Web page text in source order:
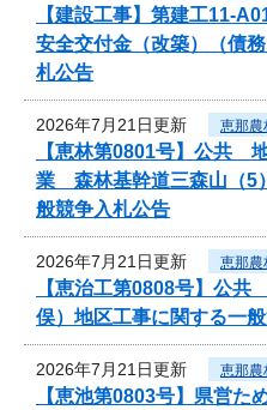
【建設工事】第建工11-
安全交付金（改築）（債
札公告
2026年7月21日更新 恵那農
【恵林第0801号】公共
業 森林基幹道三森山（5
般競争入札公告
2026年7月21日更新 恵那農
【恵治工第0808号】公
俣）地区工事に関する一
2026年7月21日更新 恵那農
【恵池第0803号】県営